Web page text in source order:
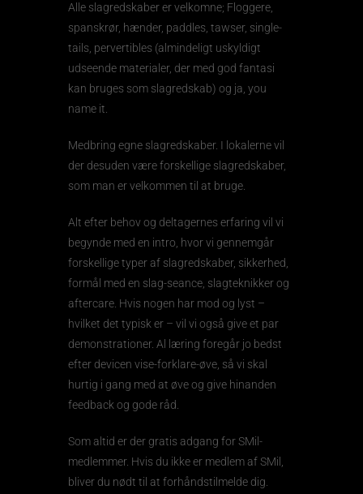
Alle slagredskaber er velkomne; Floggere,
spanskrør, hænder, paddles, tawser, single-
tails, pervertibles (almindeligt uskyldigt
udseende materialer, der med god fantasi
kan bruges som slagredskab) og ja, you
name it.
Medbring egne slagredskaber. I lokalerne vil
der desuden være forskellige slagredskaber,
som man er velkommen til at bruge.
Alt efter behov og deltagernes erfaring vil vi
begynde med en intro, hvor vi gennemgår
forskellige typer af slagredskaber, sikkerhed,
formål med en slag-seance, slagteknikker og
aftercare. Hvis nogen har mod og lyst –
hvilket det typisk er – vil vi også give et par
demonstrationer. Al læring foregår jo bedst
efter devicen vise-forklare-øve, så vi skal
hurtig i gang med at øve og give hinanden
feedback og gode råd.
Som altid er der gratis adgang for SMil-
medlemmer. Hvis du ikke er medlem af SMil,
bliver du nødt til at forhåndstilmelde dig.